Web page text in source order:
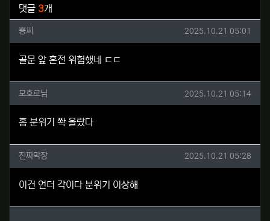
댓글 3개
뽕씨님의 댓글
뽕씨 작성일
2025.10.21 05:01
골문 앞 혼전 위험했네 ㄷㄷ
모호로님님의 댓글
모호로님 작성일
2025.10.21 05:14
홈 분위기 쫙 올랐다
진짜막장님의 댓글
진짜막장 작성일
2025.10.21 05:28
이건 언더 각이다 분위기 이상해